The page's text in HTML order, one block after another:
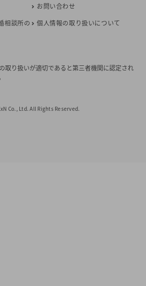
お問い合わせ
相談所の
個人情報の取り扱いについて
取り扱いが適切であると第三者機関に認定され
Co., Ltd. All Rights Reserved.